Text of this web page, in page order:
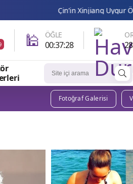
Çin’in Xinjiang Uygur Özerk Bölgesi ile
🕌 ÖĞLE
00:37:26
Fotoğraf Galerisi